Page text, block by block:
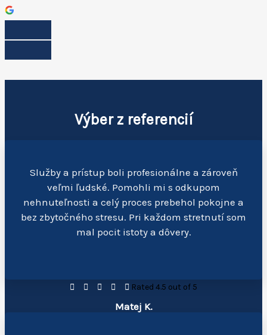
Výber z referencií
Služby a prístup boli profesionálne a zároveň
veľmi ľudské. Pomohli mi s odkupom
nehnuteľnosti a celý proces prebehol pokojne a
bez zbytočného stresu. Pri každom stretnutí som
mal pocit istoty a dôvery.
     Rated 4.5 out of 5
Matej K.